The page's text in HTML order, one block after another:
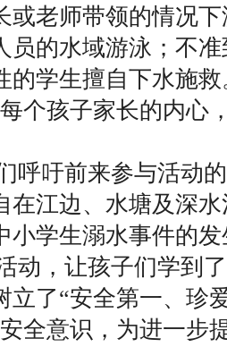
或老师带领的情况
员的水域游泳；不
的学生擅自下水施
个孩子家长的内心
呼吁前来参与活动
在江边、水塘及深
小学生溺水事件的
动，让孩子们学到
立了“安全第一、珍
全意识，为进一步